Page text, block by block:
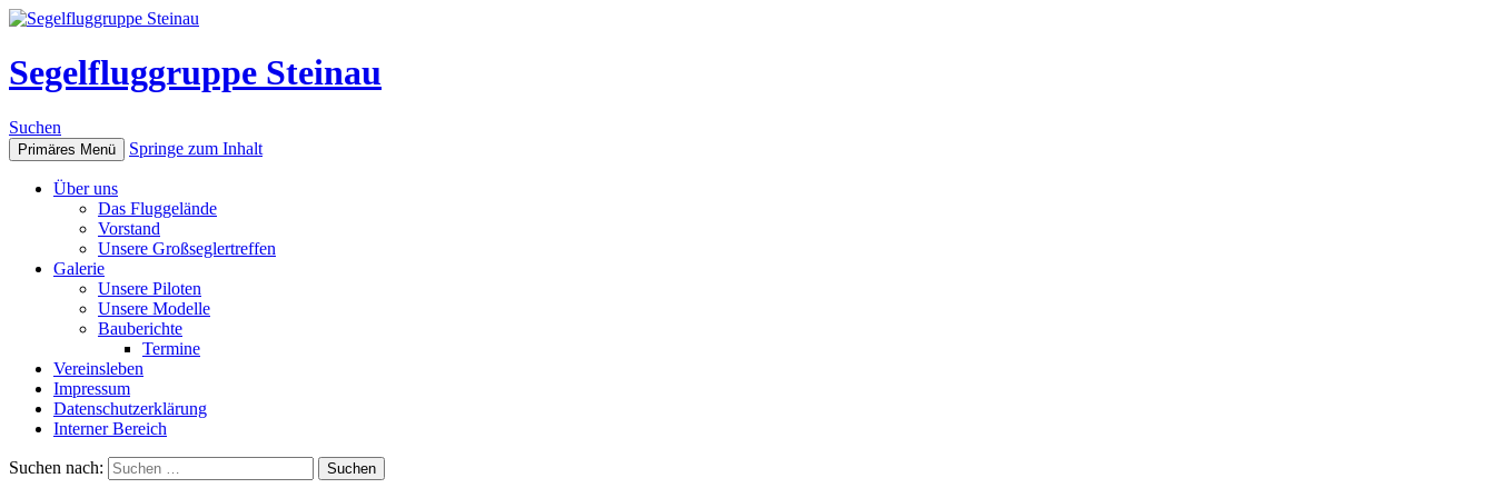
Segelfluggruppe Steinau
Suchen
Primäres Menü Springe zum Inhalt
Über uns
Das Fluggelände
Vorstand
Unsere Großseglertreffen
Galerie
Unsere Piloten
Unsere Modelle
Bauberichte
Termine
Vereinsleben
Impressum
Datenschutzerklärung
Interner Bereich
Suchen nach: